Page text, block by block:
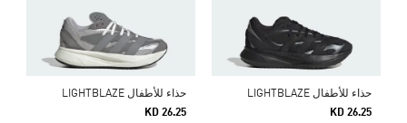
حذاء للأطفال LIGHTBLAZE
KD 26.25
حذاء للأطفال LIGHTBLAZE
KD 26.25